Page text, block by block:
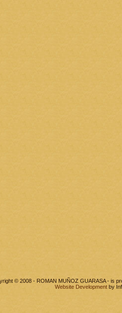
© 2008 - ROMAN MUÑOZ GUARASA - is
Website Development by